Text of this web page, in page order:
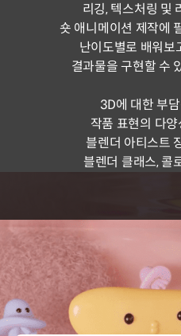
리깅, 텍스처링 및
숏 애니메이션 제작에
난이도별로 배워보
결과물을 구현할 수
3D에 대한 부
작품 표현의 다
블렌더 아티스트
블렌더 클래스, 콜
'메타